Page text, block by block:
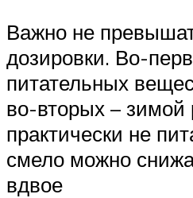
Важно не
дозировки. Во-
питательных
во-вторых – зимой
практически не
смело можно
вдвое